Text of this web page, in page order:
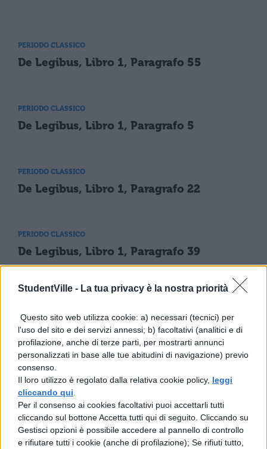
StudentVille - La tua privacy è la nostra priorità
Questo sito web utilizza cookie: a) necessari (tecnici) per
l'uso del sito e dei servizi annessi; b) facoltativi (analitici e di
profilazione, anche di terze parti, per mostrarti annunci
personalizzati in base alle tue abitudini di navigazione) previo
consenso.
Il loro utilizzo è regolato dalla relativa cookie policy, leggi
cliccando qui
Per il consenso ai cookies facoltativi puoi accettarli tutti
cliccando sul bottone Accetta tutti qui di seguito. Cliccando su
Gestisci opzioni è possibile accedere al pannello di controllo
e rifiutare tutti i cookie (anche di profilazione); Se rifiuti tutto,
PERIODO CLASSICO
De Legibus, Libro 1, Paragrafo 55
PERIODO CLASSICO
De Legibus, Libro 1, Paragrafo 5
PERIODO CLASSICO
De Legibus, Libro 1, Paragrafo 22
PERIODO CLASSICO
De Legibus, Libro 1, Paragrafo 39
De Legibus, Libro 1, Paragrafo 56
PERIODO CLASSICO
De Legibus, Libro 1, Paragrafo 6
De Legibus, Libro 1, Paragrafo 23